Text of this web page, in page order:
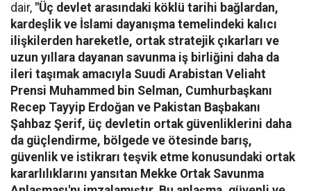
dair, "Üç devlet arasındaki köklü tarihi bağlardan,
kardeşlik ve İslami dayanışma temelindeki kalıcı
ilişkilerden hareketle, ortak stratejik çıkarları ve
uzun yıllara dayanan savunma iş birliğini daha da
ileri taşımak amacıyla Suudi Arabistan Veliaht
Prensi Muhammed bin Selman, Cumhurbaşkanı
Recep Tayyip Erdoğan ve Pakistan Başbakanı
Şahbaz Şerif, üç devletin ortak güvenliklerini daha
da güçlendirme, bölgede ve ötesinde barış,
güvenlik ve istikrarı teşvik etme konusundaki ortak
kararlılıklarını yansıtan Mekke Ortak Savunma